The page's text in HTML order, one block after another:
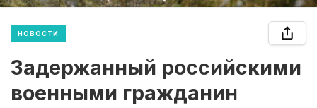
НОВОСТИ
Задержанный российскими
военными гражданин